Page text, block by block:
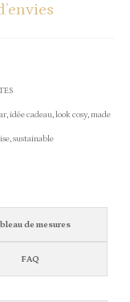
,idée cadeau,look cosy,made
,sustainable
de mesures
FAQ